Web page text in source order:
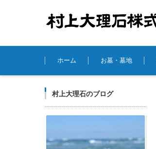
コンテンツに移動
ホーム
お墓・墓地
村上大理石のブログ